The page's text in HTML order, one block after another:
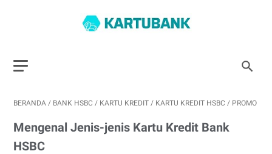
BERANDA / BANK HSBC / KARTU KREDIT / KARTU KREDIT HSBC / PROMO
Mengenal Jenis-jenis Kartu Kredit Bank
HSBC